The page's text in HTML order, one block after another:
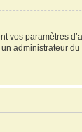
vos paramètres
administrateur